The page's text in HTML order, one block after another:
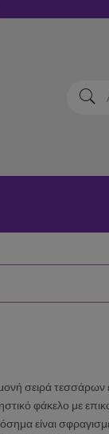
elta
μονή σειρά
φάκελο με
είναι